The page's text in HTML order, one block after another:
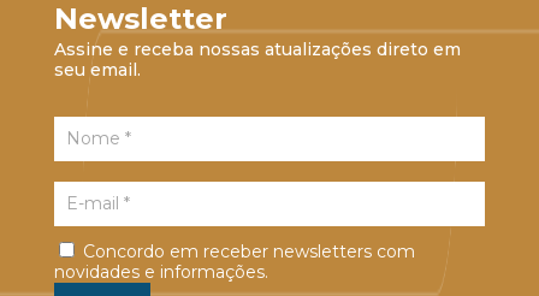
Newsletter
Assine e receba nossas atualizações direto em
seu email.
Concordo em receber newsletters com
novidades e informações.